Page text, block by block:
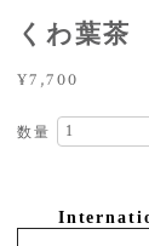
くわ葉茶
¥7,700
数量